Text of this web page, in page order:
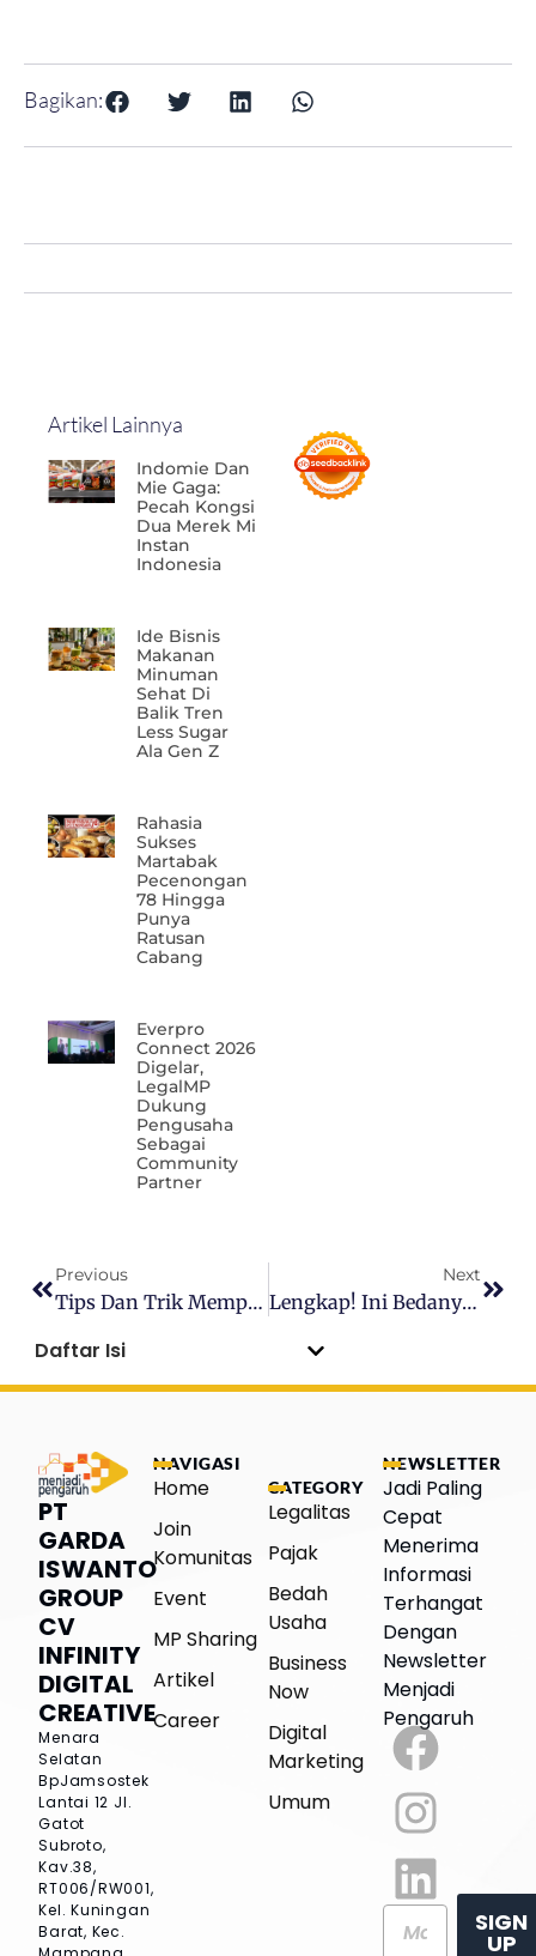
Bagikan:
Artikel Lainnya
Indomie Dan
Mie Gaga:
Pecah Kongsi
Dua Merek Mi
Instan
Indonesia
Ide Bisnis
Makanan
Minuman
Sehat Di
Balik Tren
Less Sugar
Ala Gen Z
Rahasia
Sukses
Martabak
Pecenongan
78 Hingga
Punya
Ratusan
Cabang
Everpro
Connect 2026
Digelar,
LegalMP
Dukung
Pengusaha
Sebagai
Community
Partner
Previous
Tips Dan Trik Memperoleh Pembiayaan Usaha Untuk Startup
Next
Lengkap! Ini Bedanya Holding, Sister, Dan Parent Company Dan Contohnya
Daftar Isi
PT
GARDA
ISWANTO
GROUP
CV
INFINITY
DIGITAL
CREATIVE
Menara
Selatan
BpJamsostek
Lantai 12 Jl.
Gatot
Subroto,
Kav.38,
RT006/RW001,
Kel. Kuningan
Barat, Kec.
NAVIGASI
Home
Join
Komunitas
Event
MP Sharing
Artikel
Career
CATEGORY
Legalitas
Pajak
Bedah
Usaha
Business
Now
Digital
Marketing
Umum
NEWSLETTER
Jadi Paling
Cepat
Menerima
Informasi
Terhangat
Dengan
Newsletter
Menjadi
Pengaruh
SIGN
UP